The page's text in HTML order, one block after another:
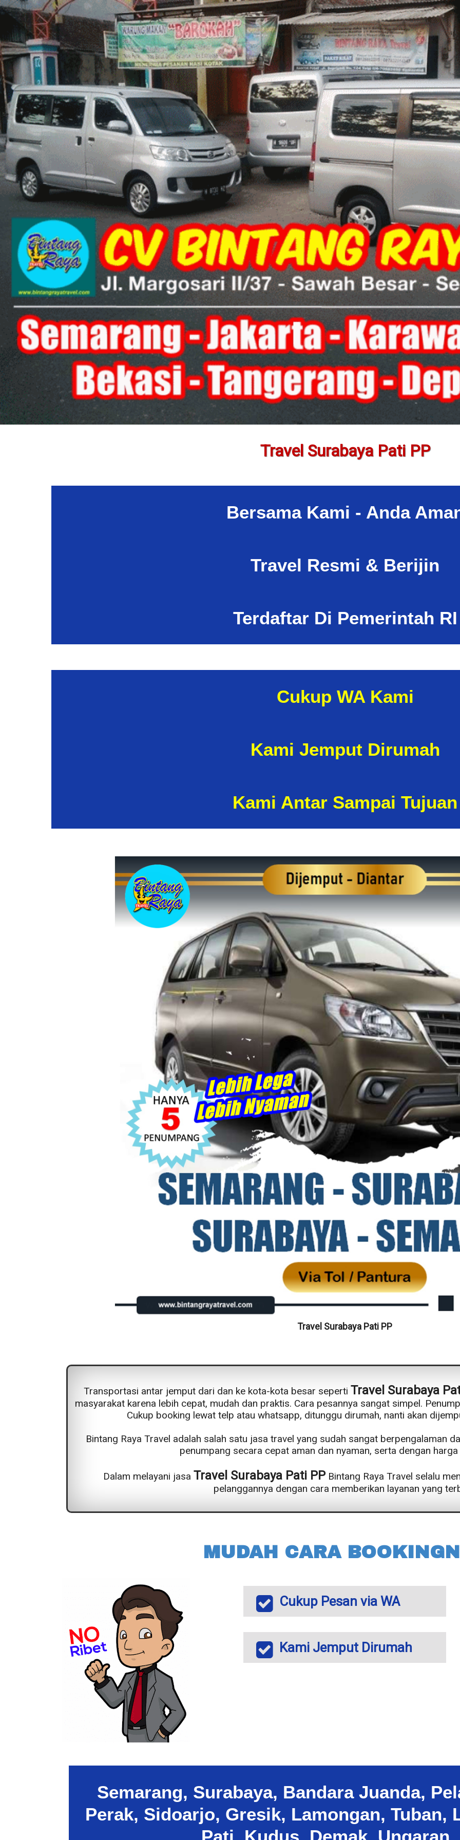
Travel Surabaya Pati PP
Bersama Kami - Anda
Travel Resmi & Berijin
Terdaftar Di Pemerintah RI
Cukup WA Kami
Kami Jemput Dirumah
Kami Antar Sampai Tujuan
Travel Surabaya Pati PP
Transportasi antar jemput dari dan ke kota-kota besar seperti Travel Surabaya
masyarakat karena lebih cepat, mudah dan praktis. Cara pesannya sangat simpel.
Cukup booking lewat telp atau whatsapp, ditunggu dirumah, nanti akan
Bintang Raya Travel adalah salah satu jasa travel yang sudah sangat berpengalaman
penumpang secara cepat aman dan nyaman, serta dengan
Dalam melayani jasa Travel Surabaya Pati PPBintang Raya Travel selalu
pelanggannya dengan cara memberikan layanan yang
MUDAH CARA
Cukup Pesan via WA
Kami Jemput Dirumah
Semarang, Surabaya, Bandara Juanda,
Perak, Sidoarjo, Gresik, Lamongan, Tuban,